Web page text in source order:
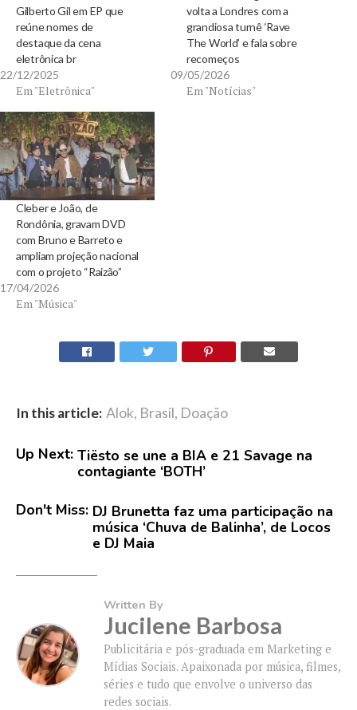
Gilberto Gil em EP que
reúne nomes de
destaque da cena
eletrônica br
22/12/2025
Em "Eletrônica"
volta a Londres com a
grandiosa turnê ‘Rave
The World’ e fala sobre
recomeços
09/05/2026
Em "Notícias"
Cleber e João, de
Rondônia, gravam DVD
com Bruno e Barreto e
ampliam projeção nacional
com o projeto “Raizão”
17/04/2026
Em "Música"
In this article: Alok, Brasil, Doação
Up Next: Tiësto se une a BIA e 21 Savage na
contagiante ‘BOTH’
Don't Miss: DJ Brunetta faz uma participação na
música ‘Chuva de Balinha’, de Locos
e DJ Maia
Written By
Jucilene Barbosa
Publicitária e pós-graduada em Marketing e
Mídias Sociais. Apaixonada por música, filmes,
séries e tudo que envolve o universo das
redes sociais.